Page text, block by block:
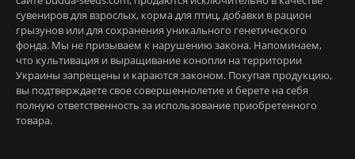
сувениров для взрослых, корма для птиц, добавки в рацион
грызунов или для сохранения уникального генетического
фонда. Мы не призываем к нарушению закона. Напоминаем,
что культивация и выращивание конопли на территории
Украины запрещены и караются законом. Покупая продукцию,
вы подтверждаете свое совершеннолетие и берете на себя
полную ответственность за использование приобретенного
товара.